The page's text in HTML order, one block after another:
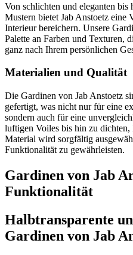
Von schlichten und eleganten
Mustern bietet Jab Anstoetz eine
Interieur bereichern. Unsere
Palette an Farben und Texturen,
ganz nach Ihrem persönlichen
Materialien und Qualität
Die Gardinen von Jab Anstoetz
gefertigt, was nicht nur für eine
sondern auch für eine
luftigen Voiles bis hin zu
Material wird sorgfältig
Funktionalität zu gewährleisten.
Gardinen von Jab
Funktionalität
Halbtransparente
Gardinen von Jab